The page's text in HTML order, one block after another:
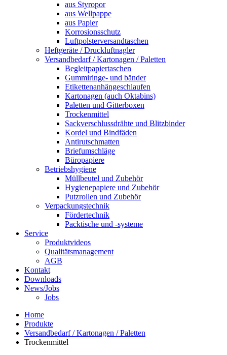
aus Styropor
aus Wellpappe
aus Papier
Korrosionsschutz
Luftpolsterversandtaschen
Heftgeräte / Druckluftnagler
Versandbedarf / Kartonagen / Paletten
Begleitpapiertaschen
Gummiringe- und bänder
Etikettenanhängeschlaufen
Kartonagen (auch Oktabins)
Paletten und Gitterboxen
Trockenmittel
Sackverschlussdrähte und Blitzbinder
Kordel und Bindfäden
Antirutschmatten
Briefumschläge
Büropapiere
Betriebshygiene
Müllbeutel und Zubehör
Hygienepapiere und Zubehör
Putzrollen und Zubehör
Verpackungstechnik
Fördertechnik
Packtische und -systeme
Service
Produktvideos
Qualitätsmanagement
AGB
Kontakt
Downloads
News/Jobs
Jobs
Home
Produkte
Versandbedarf / Kartonagen / Paletten
Trockenmittel